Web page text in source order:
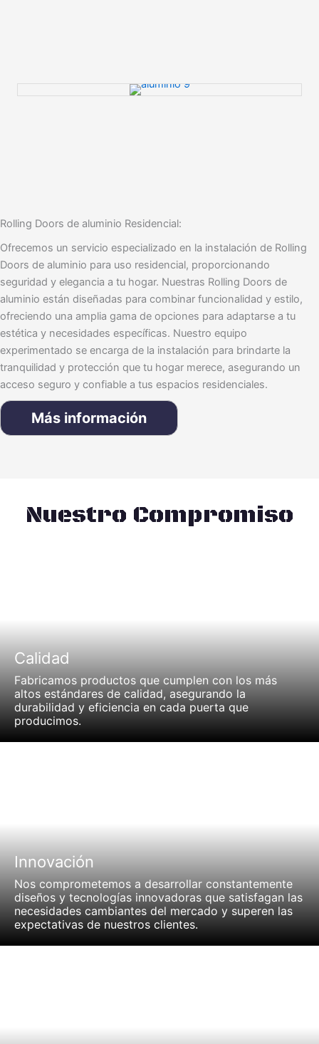
Rolling Doors de aluminio Residencial:
Ofrecemos un servicio especializado en la instalación de Rolling
Doors de aluminio para uso residencial, proporcionando
seguridad y elegancia a tu hogar. Nuestras Rolling Doors de
aluminio están diseñadas para combinar funcionalidad y estilo,
ofreciendo una amplia gama de opciones para adaptarse a tu
estética y necesidades específicas. Nuestro equipo
experimentado se encarga de la instalación para brindarte la
tranquilidad y protección que tu hogar merece, asegurando un
acceso seguro y confiable a tus espacios residenciales.
Más información
Nuestro Compromiso
Calidad
Fabricamos productos que cumplen con los más
altos estándares de calidad, asegurando la
durabilidad y eficiencia en cada puerta que
producimos.
Innovación
Nos comprometemos a desarrollar constantemente
diseños y tecnologías innovadoras que satisfagan las
necesidades cambiantes del mercado y superen las
expectativas de nuestros clientes.